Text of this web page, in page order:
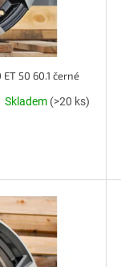
50 60.1 černé
Skladem (>20 ks)